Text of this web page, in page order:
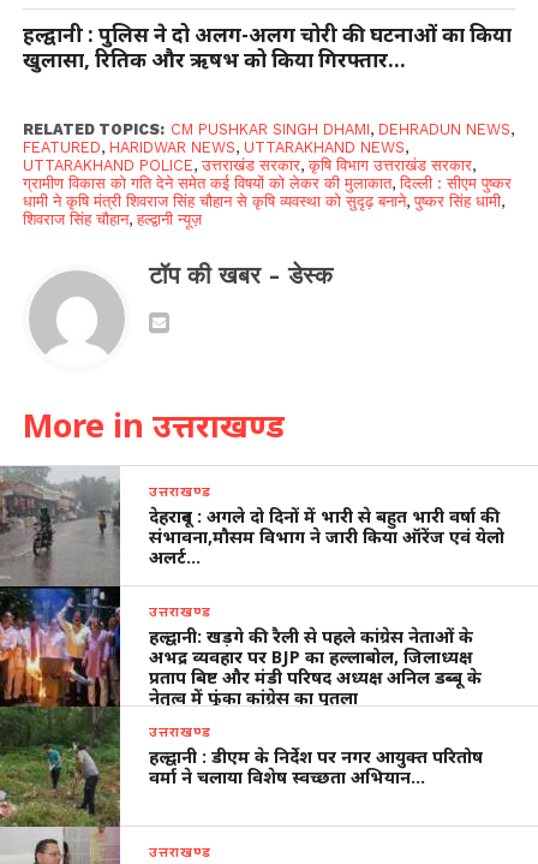
हल्द्वानी : पुलिस ने दो अलग-अलग चोरी की घटनाओं का किया
खुलासा, रितिक और ऋषभ को किया गिरफ्तार…
RELATED TOPICS: CM PUSHKAR SINGH DHAMI, DEHRADUN NEWS,
FEATURED, HARIDWAR NEWS, UTTARAKHAND NEWS,
UTTARAKHAND POLICE,उत्तराखंड सरकार,कृषि विभाग उत्तराखंड सरकार,
ग्रामीण विकास को गति देने समेत कई विषयों को लेकर की मुलाकात,दिल्ली : सीएम पुष्कर
धामी ने कृषि मंत्री शिवराज सिंह चौहान से कृषि व्यवस्था को सुदृढ़ बनाने,पुष्कर सिंह धामी,
शिवराज सिंह चौहान,हल्द्वानी न्यूज़
टॉप की खबर - डेस्क
More in उत्तराखण्ड
उत्तराखण्ड
देहरादून : अगले दो दिनों में भारी से बहुत भारी वर्षा की
संभावना,मौसम विभाग ने जारी किया ऑरेंज एवं येलो
अलर्ट…
उत्तराखण्ड
हल्द्वानी: खड़गे की रैली से पहले कांग्रेस नेताओं के
अभद्र व्यवहार पर BJP का हल्लाबोल, जिलाध्यक्ष
प्रताप बिष्ट और मंडी परिषद अध्यक्ष अनिल डब्बू के
नेतृत्व में फूंका कांग्रेस का पुतला
उत्तराखण्ड
हल्द्वानी : डीएम के निर्देश पर नगर आयुक्त परितोष
वर्मा ने चलाया विशेष स्वच्छता अभियान…
उत्तराखण्ड